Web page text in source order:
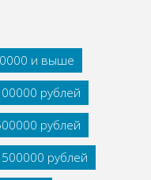
и выше
рублей
рублей
рублей